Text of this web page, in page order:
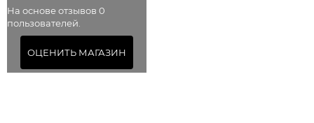
На основе отзывов 0
пользователей.
ОЦЕНИТЬ МАГАЗИН